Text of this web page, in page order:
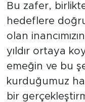
Bu zafer,
hedeflere
olan
yıldır ortaya
emeğin ve bu
kurduğumuz
bir